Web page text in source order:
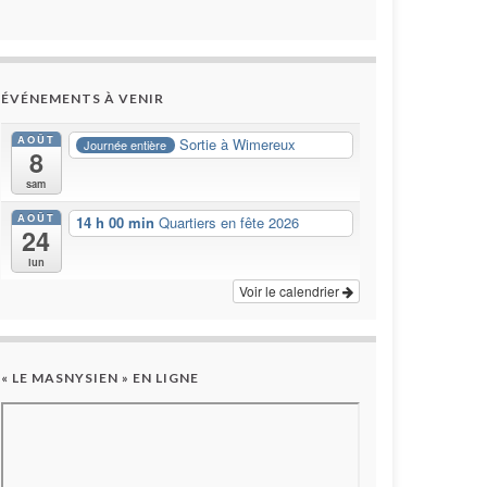
ÉVÉNEMENTS À VENIR
AOÛT
8
sam
Journée entière Sortie à Wimereux
AOÛT
24
lun
14 h 00 min Quartiers en fête 2026
Voir le calendrier
« LE MASNYSIEN » EN LIGNE